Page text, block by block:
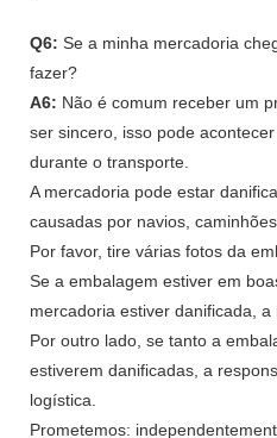
Q6: Se a minha mercadoria
fazer?
A6: Não é comum receber um
ser sincero, isso pode
durante o transporte.
A mercadoria pode estar
causadas por navios,
Por favor, tire várias fotos da
Se a embalagem estiver em
mercadoria estiver danificada, a
Por outro lado, se tanto a
estiverem danificadas, a
logística.
Prometemos: